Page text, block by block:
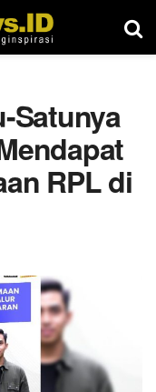
Satunya
RPL di